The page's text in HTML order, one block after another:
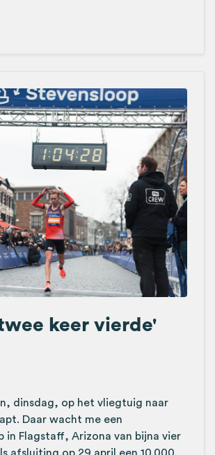
keer vierde'
dinsdag, op het vliegtuig naar
Daar wacht me een
in Flagstaff, Arizona van bijna vier
afsluiting op 29 april een 10.000